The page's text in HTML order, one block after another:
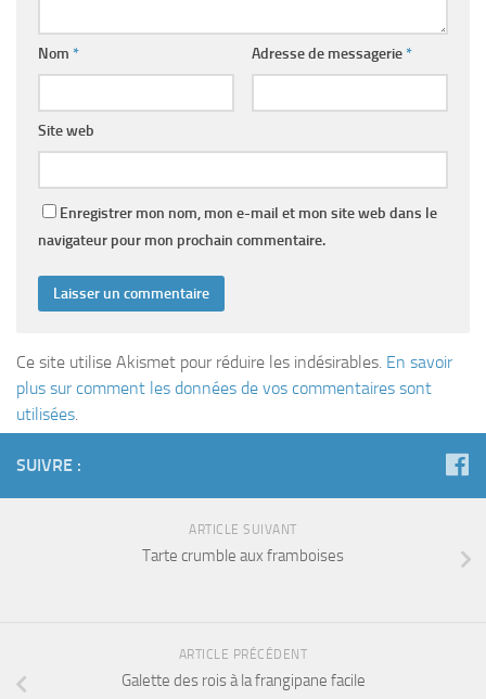
Nom * Adresse de messagerie*
Site web
Enregistrer mon nom, mon e-mail et mon site web dans le
navigateur pour mon prochain commentaire.
Ce site utilise Akismet pour réduire les indésirables. En savoir
plus sur comment les données de vos commentaires sont
utilisées
SUIVRE :
ARTICLE SUIVANT
Tarte crumble aux framboises
ARTICLE PRÉCÉDENT
Galette des rois à la frangipane facile